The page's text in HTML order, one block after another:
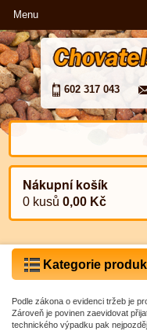
Menu
602 317 043
Nákupní košík
0 kusů0,00 Kč
Kategorie
Podle zákona o evidenci tržeb je
Zároveň je povinen zaevidovat
technického výpadku pak